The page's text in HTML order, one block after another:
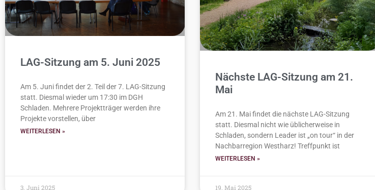
LAG-Sitzung am 5. Juni 2025
Am 5. Juni findet der 2. Teil der 7. LAG-Sitzung
statt. Diesmal wieder um 17:30 im DGH
Schladen. Mehrere Projektträger werden ihre
Projekte vorstellen, über
WEITERLESEN »
3. Juni 2025
Nächste LAG-Sitzung am 21.
Mai
Am 21. Mai findet die nächste LAG-Sitzung
statt. Diesmal nicht wie üblicherweise in
Schladen, sondern Leader ist „on tour“ in der
Nachbarregion Westharz! Treffpunkt ist
WEITERLESEN »
19. Mai 2025